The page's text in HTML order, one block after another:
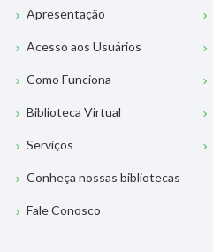
Apresentação
Acesso aos Usuários
Como Funciona
Biblioteca Virtual
Serviços
Conheça nossas bibliotecas
Fale Conosco